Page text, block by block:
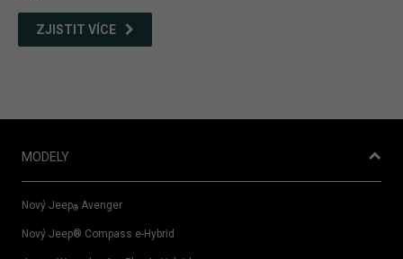
ZJISTIT VÍCE
MODELY
Nový Jeep® Avenger
Nový Jeep® Compass e-Hybrid